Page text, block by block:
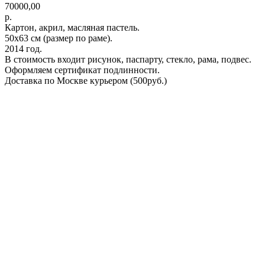
70000,00
р.
Картон, акрил, масляная пастель.
50х63 см (размер по раме).
2014 год.
В стоимость входит рисунок, паспарту, стекло, рама, подвес.
Оформляем сертификат подлинности.
Доставка по Москве курьером (500руб.)